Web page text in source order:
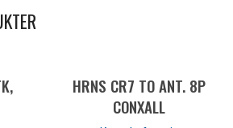
HRNS CR7 TO ANT. 8P
CONXALL